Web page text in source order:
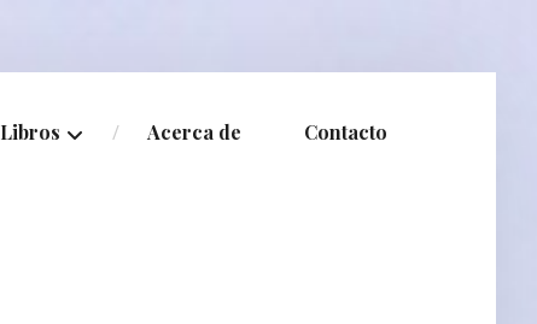
Libros Acerca de Contacto